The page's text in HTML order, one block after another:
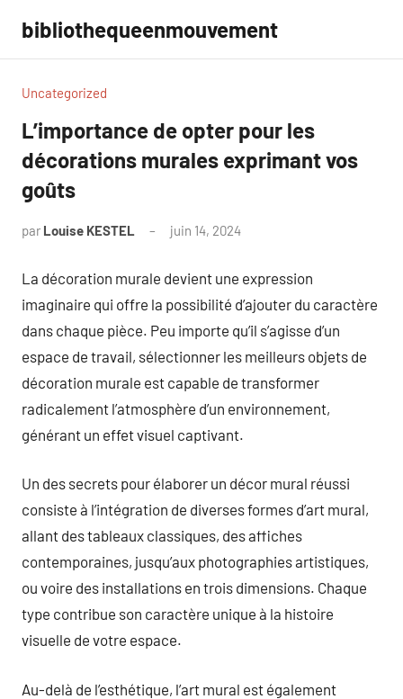
contenu
bibliothequeenmouvement
Uncategorized
L’importance de opter pour les
décorations murales exprimant vos
goûts
par Louise KESTEL juin 14, 2024
La décoration murale devient une expression
imaginaire qui offre la possibilité d’ajouter du caractère
dans chaque pièce. Peu importe qu’il s’agisse d’un
espace de travail, sélectionner les meilleurs objets de
décoration murale est capable de transformer
radicalement l’atmosphère d’un environnement,
générant un effet visuel captivant.
Un des secrets pour élaborer un décor mural réussi
consiste à l’intégration de diverses formes d’art mural,
allant des tableaux classiques, des affiches
contemporaines, jusqu’aux photographies artistiques,
ou voire des installations en trois dimensions. Chaque
type contribue son caractère unique à la histoire
visuelle de votre espace.
Au-delà de l’esthétique, l’art mural est également